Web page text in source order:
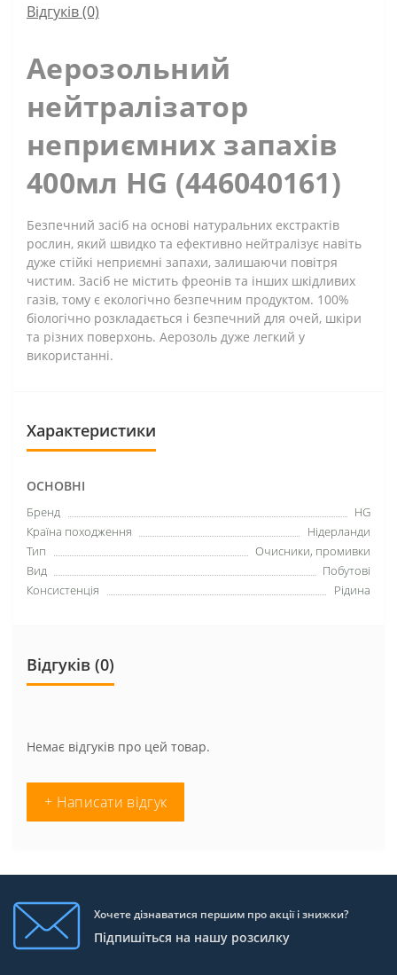
Відгуків (0)
Аерозольний
нейтралізатор
неприємних запахів
400мл HG (446040161)
Безпечний засіб на основі натуральних екстрактів
рослин, який швидко та ефективно нейтралізує навіть
дуже стійкі неприємні запахи, залишаючи повітря
чистим. Засіб не містить фреонів та інших шкідливих
газів, тому є екологічно безпечним продуктом. 100%
біологічно розкладається і безпечний для очей, шкіри
та різних поверхонь. Аерозоль дуже легкий у
використанні.
Характеристики
ОСНОВНІ
Бренд
HG
Країна походження
Нідерланди
Тип
Очисники, промивки
Вид
Побутові
Консистенція
Рідина
Відгуків (0)
Немає відгуків про цей товар.
+ Написати відгук
Хочете дізнаватися першим про акції і знижки?
Підпишіться на нашу розсилку